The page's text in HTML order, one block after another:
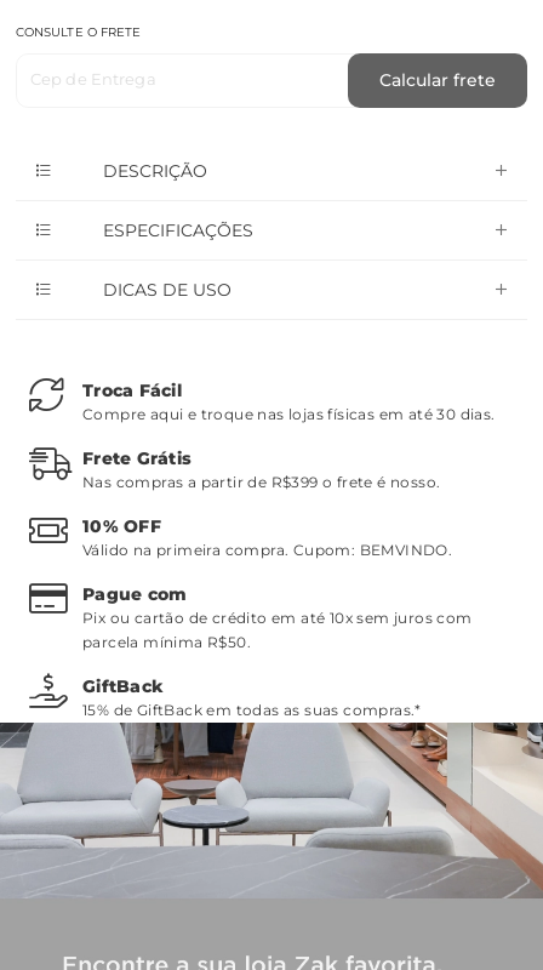
CONSULTE O FRETE
Cep de Entrega Calcular frete
DESCRIÇÃO
ESPECIFICAÇÕES
DICAS DE USO
Troca Fácil
Compre aqui e troque nas lojas físicas em até 30 dias.
Frete Grátis
Nas compras a partir de R$399 o frete é nosso.
10% OFF
Válido na primeira compra. Cupom: BEMVINDO.
Pague com
Pix ou cartão de crédito em até 10x sem juros com
parcela mínima R$50.
GiftBack
15% de GiftBack em todas as suas compras.*